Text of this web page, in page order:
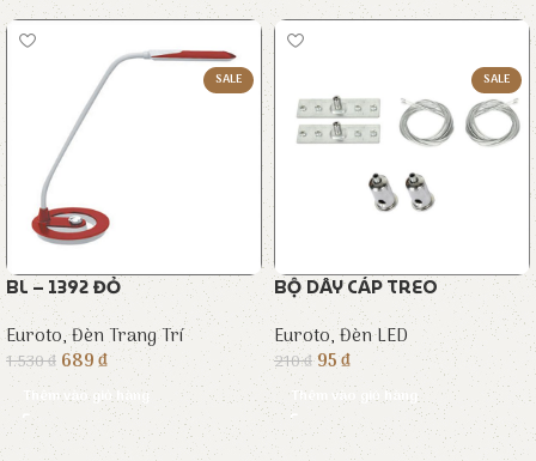
SALE
BL – 1392 ĐỎ
Euroto,Đèn Trang Trí
1.530₫ 689₫
Thêm vào giỏ hàng
SALE
BỘ DÂY CÁP TREO
Euroto,Đèn LED
210₫95₫
Thêm vào giỏ hàng